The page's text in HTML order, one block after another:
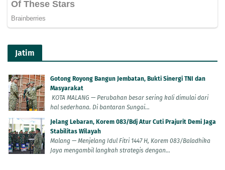
Jatim
Gotong Royong Bangun Jembatan, Bukti Sinergi TNI dan
Masyarakat
KOTA MALANG — Perubahan besar sering kali dimulai dari
hal sederhana. Di bantaran Sungai...
Jelang Lebaran, Korem 083/Bdj Atur Cuti Prajurit Demi Jaga
Stabilitas Wilayah
Malang — Menjelang Idul Fitri 1447 H, Korem 083/Baladhika
Jaya mengambil langkah strategis dengan...